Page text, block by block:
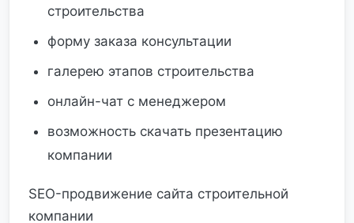
строительства
форму заказа консультации
галерею этапов строительства
онлайн-чат с менеджером
возможность скачать презентацию
компании
SEO-продвижение сайта строительной
компании